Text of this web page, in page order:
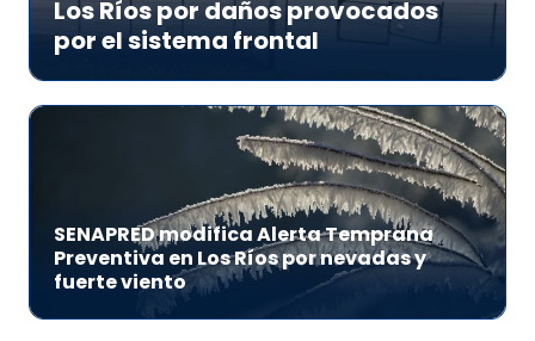
Los Ríos por daños provocados
por el sistema frontal
SENAPRED modifica Alerta Temprana
Preventiva en Los Ríos por nevadas y
fuerte viento